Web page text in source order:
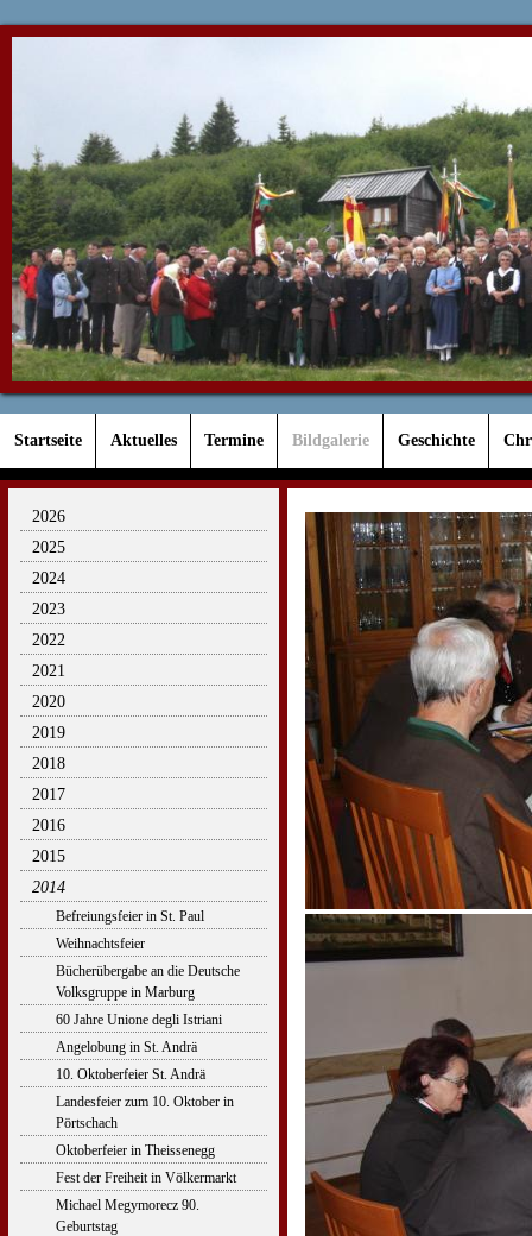
Startseite Aktuelles Termine Bildgalerie Geschichte
2026
2025
2024
2023
2022
2021
2020
2019
2018
2017
2016
2015
2014
Befreiungsfeier in St. Paul
Weihnachtsfeier
Bücherübergabe an die Deutsche
Volksgruppe in Marburg
60 Jahre Unione degli Istriani
Angelobung in St. Andrä
10. Oktoberfeier St. Andrä
Landesfeier zum 10. Oktober in
Pörtschach
Oktoberfeier in Theissenegg
Fest der Freiheit in Völkermarkt
Michael Megymorecz 90.
Geburtstag